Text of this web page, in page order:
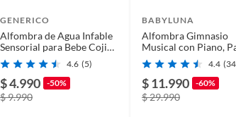
GENERICO
Alfombra de Agua Infable
Sensorial para Bebe Cojin
Estimulacion
4.6 (5)
$ 4.990 -50%
$ 9.990
BABYLUNA
Alfombra Gimnasio
Musical con Piano, Paraíso
Animales Azul
4.4
$ 11.990 -60%
$ 29.990